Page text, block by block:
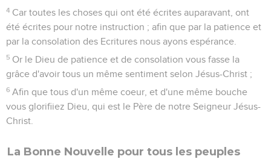
4 Car toutes les choses qui ont été écrites auparavant, ont
été écrites pour notre instruction ; afin que par la patience et
par la consolation des Ecritures nous ayons espérance.
5 Or le Dieu de patience et de consolation vous fasse la
grâce d'avoir tous un même sentiment selon Jésus-Christ ;
6 Afin que tous d'un même coeur, et d'une même bouche
vous glorifiiez Dieu, qui est le Père de notre Seigneur Jésus-
Christ.
La Bonne Nouvelle pour tous les peuples